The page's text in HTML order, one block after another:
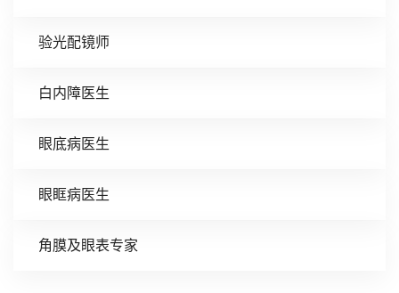
验光配镜师
白内障医生
眼底病医生
眼眶病医生
角膜及眼表专家